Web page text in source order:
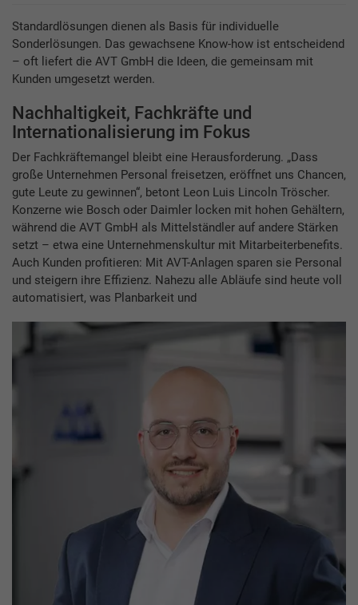
Standardlösungen dienen als Basis für individuelle
Sonderlösungen. Das gewachsene Know-how ist entscheidend
– oft liefert die AVT GmbH die Ideen, die gemeinsam mit
Kunden umgesetzt werden.
Nachhaltigkeit, Fachkräfte und
Internationalisierung im Fokus
Der Fachkräftemangel bleibt eine Herausforderung. „Dass
große Unternehmen Personal freisetzen, eröffnet uns Chancen,
gute Leute zu gewinnen“, betont Leon Luis Lincoln Tröscher.
Konzerne wie Bosch oder Daimler locken mit hohen Gehältern,
während die AVT GmbH als Mittelständler auf andere Stärken
setzt – etwa eine Unternehmenskultur mit Mitarbeiterbenefits.
Auch Kunden profitieren: Mit AVT-Anlagen sparen sie Personal
und steigern ihre Effizienz. Nahezu alle Abläufe sind heute voll
automatisiert, was Planbarkeit und